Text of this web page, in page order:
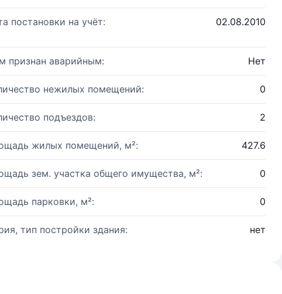
постановки на учёт: 02.08.2010
признан аварийным: Нет
нежилых помещений: 0
подъездов: 2
жилых помещений, м²: 427.6
зем. участка общего имущества, м²: 0
парковки, м²: 0
тип постройки здания: нет